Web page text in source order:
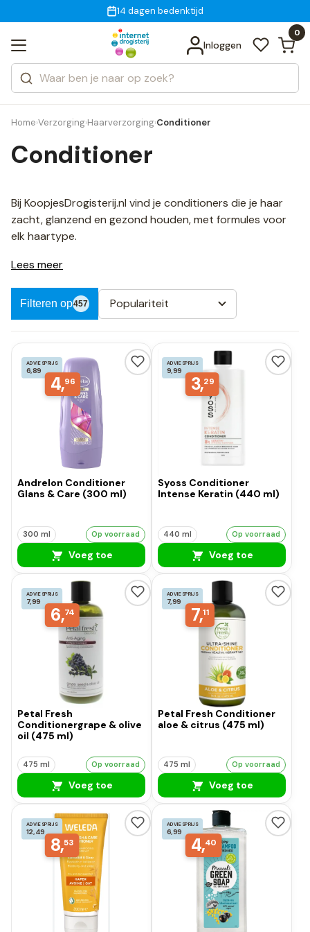
voor 18:00 uur besteld
Gratis bezorging
14 dagen bedenktijd
Inloggen
0
Zoeken
Categorieën
Merken
Bekijk alle resultaten
Home›Verzorging›Haarverzorging›Conditioner
Conditioner
Bij KoopjesDrogisterij.nl vind je conditioners die je haar
zacht, glanzend en gezond houden, met formules voor
elk haartype.
Lees meer
Filteren op457 Populariteit
ADVIESPRIJS
6,89
4,96
Andrelon Conditioner
Glans & Care (300 ml)
300 ml Op voorraad
Voeg toe
ADVIESPRIJS
9,99
3,29
Syoss Conditioner
Intense Keratin (440 ml)
440 ml Op voorraad
Voeg toe
ADVIESPRIJS
7,99
6,74
Petal Fresh
Conditionergrape & olive
oil (475 ml)
475 ml Op voorraad
Voeg toe
ADVIESPRIJS
7,99
7,11
Petal Fresh Conditioner
aloe & citrus (475 ml)
475 ml Op voorraad
Voeg toe
ADVIESPRIJS
12,49
8,53
ADVIESPRIJS
6,99
4,40